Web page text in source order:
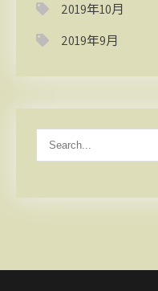
2019年10月
2019年9月